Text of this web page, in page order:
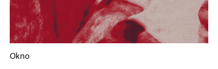
Okno